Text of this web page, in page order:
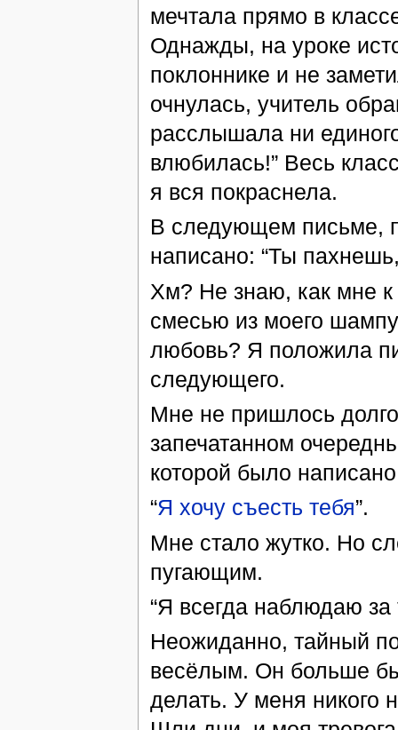
мечтала прямо в
Однажды, на уроке
поклоннике и не
очнулась, учитель
расслышала ни
влюбилась!” Весь
я вся покраснела.
В следующем письме,
написано: “Ты
Хм? Не знаю, как мне
смесью из моего
любовь? Я положила
следующего.
Мне не пришлось
запечатанном
которой было
“Я хочу съесть тебя”.
Мне стало жутко. Но
пугающим.
“Я всегда наблюдаю за
Неожиданно, тайный
весёлым. Он больше
делать. У меня никого